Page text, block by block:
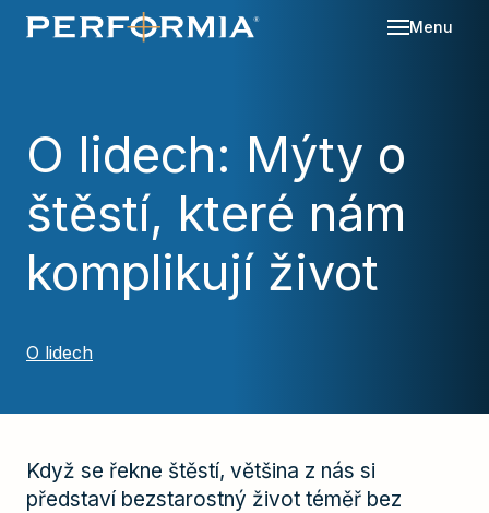
Menu
O lidech: Mýty o
štěstí, které nám
komplikují život
O lidech
Když se řekne štěstí, většina z nás si
představí bezstarostný život téměř bez